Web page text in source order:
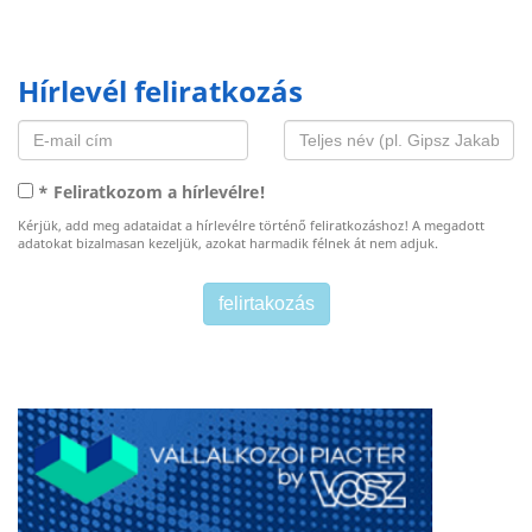
Hírlevél feliratkozás
* Feliratkozom a hírlevélre!
Kérjük, add meg adataidat a hírlevélre történő feliratkozáshoz! A megadott
adatokat bizalmasan kezeljük, azokat harmadik félnek át nem adjuk.